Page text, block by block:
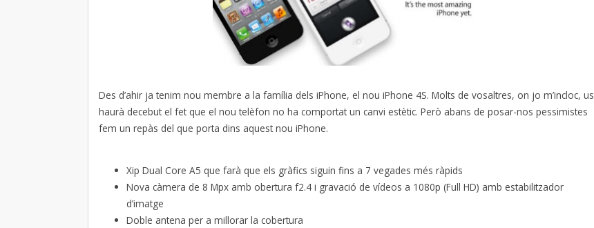
Des d’ahir ja tenim nou membre a la família dels iPhone, el nou iPhone 4S. Molts de vosaltres, on jo m’incloc, us
haurà decebut el fet que el nou telèfon no ha comportat un canvi estètic. Però abans de posar-nos pessimistes
fem un repàs del que porta dins aquest nou iPhone.
Xip Dual Core A5 que farà que els gràfics siguin fins a 7 vegades més ràpids
Nova càmera de 8 Mpx amb obertura f2.4 i gravació de vídeos a 1080p (Full HD) amb estabilitzador
d’imatge
Doble antena per a millorar la cobertura